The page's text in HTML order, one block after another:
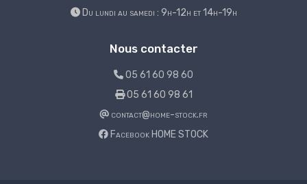
Du lundi au samedi : 9h-12h et 14h-19h
Nous contacter
05 61 60 98 60
05 61 60 98 61
contact@home-stock.fr
Facebook HOME STOCK